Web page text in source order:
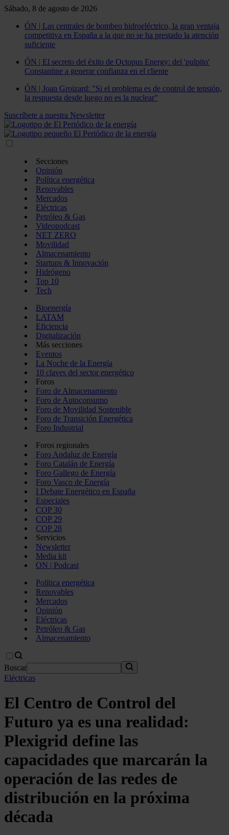
Sábado, 8 de agosto de 2026
ÓN | Las centrales de bombeo hidroeléctrico, la gran ventaja
competitiva en España a la que no se ha prestado la atención
suficiente
ÓN | El secreto del éxito de Octopus Energy: del 'pulpito'
Constantine a generar confianza en el cliente
ÓN | Joan Groizard: "Si el problema es de control de tensión,
la respuesta desde luego no es la nuclear"
Suscríbete a nuestra Newsletter
Secciones
Opinión
Política energética
Renovables
Mercados
Eléctricas
Petróleo & Gas
Videopodcast
NET ZERO
Movilidad
Almacenamiento
Startups & Innovación
Hidrógeno
Top 10
Tech
Bioenergía
LATAM
Eficiencia
Digitalización
Más secciones
Eventos
La Noche de la Energía
10 claves del sector energético
Foros
Foro de Almacenamiento
Foro de Autoconsumo
Foro de Movilidad Sostenible
Foro de Transición Energética
Foro Industrial
Foros regionales
Foro Andaluz de Energía
Foro Catalán de Energía
Foro Gallego de Energía
Foro Vasco de Energía
I Debate Energético en España
Especiales
COP 30
COP 29
COP 28
Servicios
Newsletter
Media kit
ON | Podcast
Política energética
Renovables
Mercados
Opinión
Eléctricas
Petróleo & Gas
Almacenamiento
Buscar
Eléctricas
El Centro de Control del
Futuro ya es una realidad:
Plexigrid define las
capacidades que marcarán la
operación de las redes de
distribución en la próxima
década